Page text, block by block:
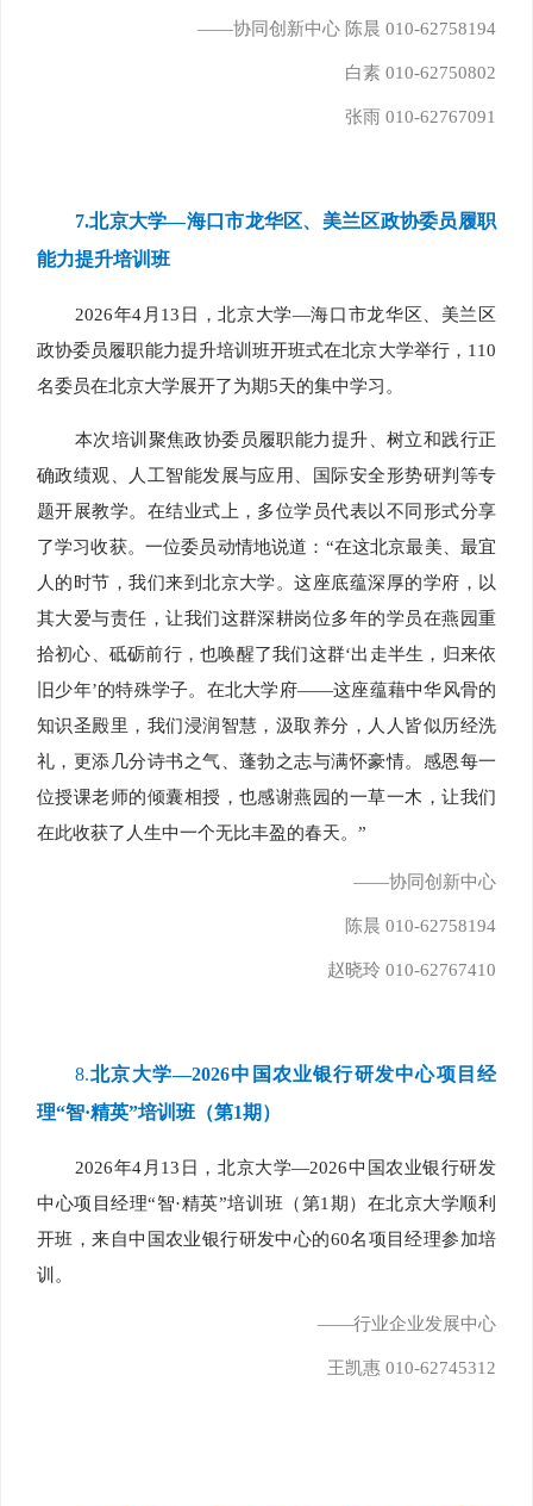
——协同创新中心 陈晨 010-62758194
白素 010-62750802
张雨 010-62767091
7.北京大学—海口市龙华区、美兰区政协委员履职
能力提升培训班
2026年4月13日，北京大学—海口市龙华区、美兰区
政协委员履职能力提升培训班开班式在北京大学举行，110
名委员在北京大学展开了为期5天的集中学习。
本次培训聚焦政协委员履职能力提升、树立和践行正
确政绩观、人工智能发展与应用、国际安全形势研判等专
题开展教学。在结业式上，多位学员代表以不同形式分享
了学习收获。一位委员动情地说道：“在这北京最美、最宜
人的时节，我们来到北京大学。这座底蕴深厚的学府，以
其大爱与责任，让我们这群深耕岗位多年的学员在燕园重
拾初心、砥砺前行，也唤醒了我们这群‘出走半生，归来依
旧少年’的特殊学子。在北大学府——这座蕴藉中华风骨的
知识圣殿里，我们浸润智慧，汲取养分，人人皆似历经洗
礼，更添几分诗书之气、蓬勃之志与满怀豪情。感恩每一
位授课老师的倾囊相授，也感谢燕园的一草一木，让我们
在此收获了人生中一个无比丰盈的春天。”
——协同创新中心
陈晨 010-62758194
赵晓玲 010-62767410
8.北京大学—2026中国农业银行研发中心项目经
理“智·精英”培训班（第1期）
2026年4月13日，北京大学—2026中国农业银行研发
中心项目经理“智·精英”培训班（第1期）在北京大学顺利
开班，来自中国农业银行研发中心的60名项目经理参加培
训。
——行业企业发展中心
王凯惠 010-62745312